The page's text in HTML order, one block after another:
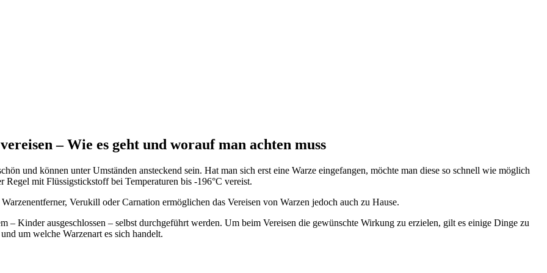
– Wie es geht und worauf man achten muss
und können unter Umständen ansteckend sein. Hat man sich erst eine Warze eingefangen, möchte man diese so schnell wie möglich
mit Flüssigstickstoff bei Temperaturen bis -196°C vereist.
Verukill oder Carnation ermöglichen das Vereisen von Warzen jedoch auch zu Hause.
– Kinder ausgeschlossen – selbst durchgeführt werden. Um beim Vereisen die gewünschte Wirkung zu erzielen, gilt es einige Dinge zu
um welche Warzenart es sich handelt.